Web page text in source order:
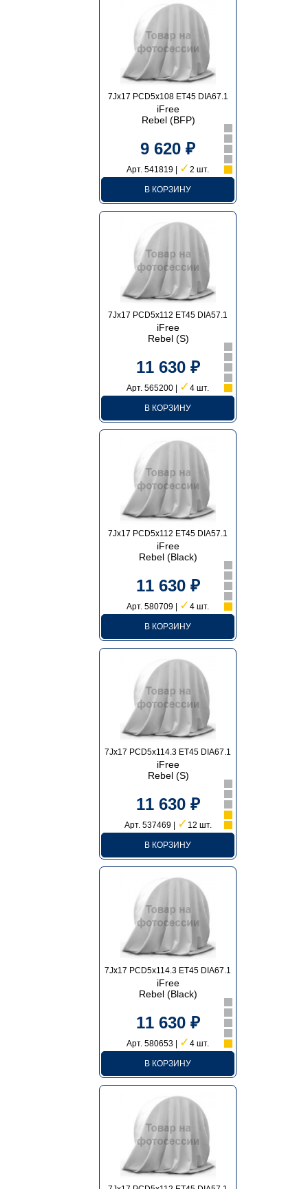
7Jx17 PCD5x108 ET45 DIA67.1
iFree
Rebel (BFP)
9 620 ₽
Арт. 541819 | ✓2 шт.
В КОРЗИНУ
7Jx17 PCD5x112 ET45 DIA57.1
iFree
Rebel (S)
11 630 ₽
Арт. 565200 | ✓4 шт.
В КОРЗИНУ
7Jx17 PCD5x112 ET45 DIA57.1
iFree
Rebel (Black)
11 630 ₽
Арт. 580709 | ✓4 шт.
В КОРЗИНУ
7Jx17 PCD5x114.3 ET45 DIA67.1
iFree
Rebel (S)
11 630 ₽
Арт. 537469 | ✓ 12 шт.
В КОРЗИНУ
7Jx17 PCD5x114.3 ET45 DIA67.1
iFree
Rebel (Black)
11 630 ₽
Арт. 580653 | ✓4 шт.
В КОРЗИНУ